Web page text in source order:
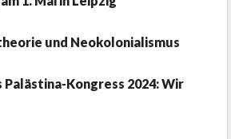
und Neokolonialismus
Kongress 2024: Wir